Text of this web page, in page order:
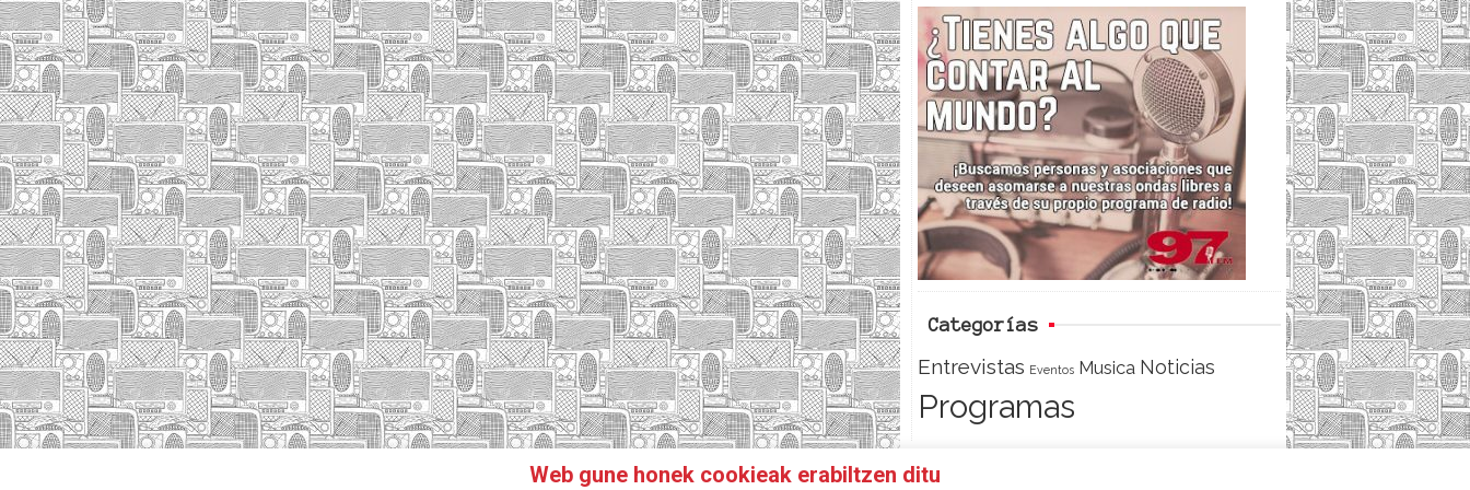
c
e
b
o
o
i
t
t
e
r
e
d
Categorías
Entrevistas Eventos Musica Noticias
Programas
HAZTE SOCI@! FACEBOOK TWITTER CONTACTO
Web gune honek cookieak erabiltzen ditu